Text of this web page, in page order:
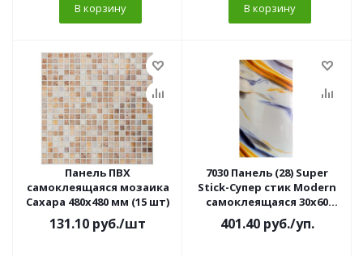
В корзину В корзину
Панель ПВХ
самоклеящаяся мозаика
Сахара 480х480 мм (15 шт)
131.10 руб./шт
7030 Панель (28) Super
Stick-Супер стик Modern
самоклеящаяся 30х60
Bellezza(10 шт/уп)
401.40руб./уп.